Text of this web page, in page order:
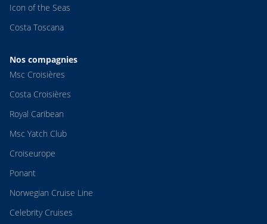
Icon of the Seas
Costa Toscana
Nos compagnies
Msc Croisières
Costa Croisières
Royal Caribean
Msc Yatch Club
Croiseurope
Ponant
Norwegian Cruise Line
Celebrity Cruises